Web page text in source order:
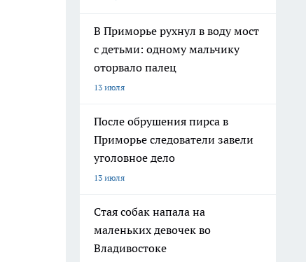
В Приморье рухнул в воду мост
с детьми: одному мальчику
оторвало палец
13 июля
После обрушения пирса в
Приморье следователи завели
уголовное дело
13 июля
Стая собак напала на
маленьких девочек во
Владивостоке